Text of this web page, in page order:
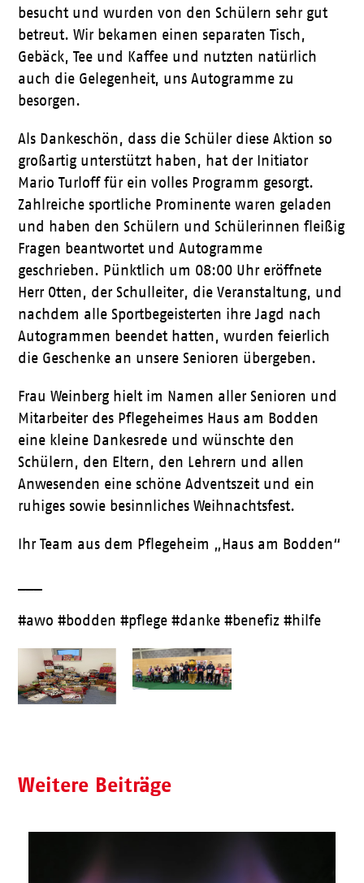
besucht und wurden von den Schülern sehr gut
betreut. Wir bekamen einen separaten Tisch,
Gebäck, Tee und Kaffee und nutzten natürlich
auch die Gelegenheit, uns Autogramme zu
besorgen.
Als Dankeschön, dass die Schüler diese Aktion so
großartig unterstützt haben, hat der Initiator
Mario Turloff für ein volles Programm gesorgt.
Zahlreiche sportliche Prominente waren geladen
und haben den Schülern und Schülerinnen fleißig
Fragen beantwortet und Autogramme
geschrieben. Pünktlich um 08:00 Uhr eröffnete
Herr Otten, der Schulleiter, die Veranstaltung, und
nachdem alle Sportbegeisterten ihre Jagd nach
Autogrammen beendet hatten, wurden feierlich
die Geschenke an unsere Senioren übergeben.
Frau Weinberg hielt im Namen aller Senioren und
Mitarbeiter des Pflegeheimes Haus am Bodden
eine kleine Dankesrede und wünschte den
Schülern, den Eltern, den Lehrern und allen
Anwesenden eine schöne Adventszeit und ein
ruhiges sowie besinnliches Weihnachtsfest.
Ihr Team aus dem Pflegeheim „Haus am Bodden“
#awo #bodden #pflege #danke #benefiz #hilfe
Weitere Beiträge